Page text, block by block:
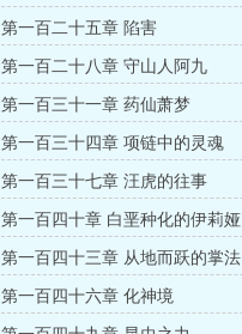
第一百二十五章 陷害
第一百二十八章 守山人阿九
第一百三十一章 药仙萧梦
第一百三十四章 项链中的灵魂
第一百三十七章 汪虎的往事
第一百四十章 白垩种化的伊莉娅
第一百四十三章 从地而跃的掌法
第一百四十六章 化神境